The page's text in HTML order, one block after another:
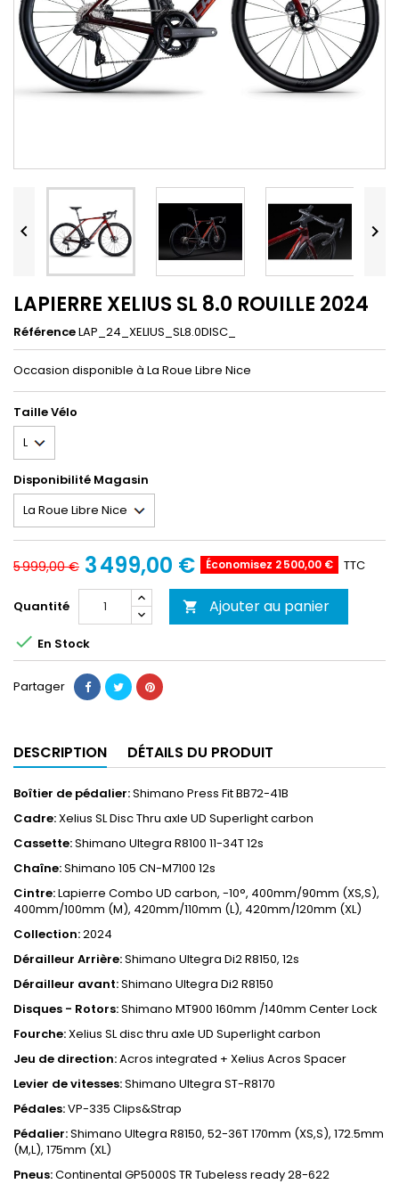
 
LAPIERRE XELIUS SL 8.0 ROUILLE 2024
RéférenceLAP_24_XELIUS_SL8.0DISC_
Occasion disponible à La Roue Libre Nice
Taille Vélo
Disponibilité Magasin
5 999,00 € 3 499,00 € Économisez 2 500,00 € TTC
Quantité  Ajouter au panier
 En Stock
Partager
DESCRIPTION DÉTAILS DU PRODUIT
Boîtier de pédalier:Shimano Press Fit BB72-41B
Cadre:Xelius SL Disc Thru axle UD Superlight carbon
Cassette:Shimano Ultegra R8100 11-34T 12s
Chaîne:Shimano 105 CN-M7100 12s
Cintre:Lapierre Combo UD carbon, -10°, 400mm/90mm (XS,S),
400mm/100mm (M), 420mm/110mm (L), 420mm/120mm (XL)
Collection:2024
Dérailleur Arrière:Shimano Ultegra Di2 R8150, 12s
Dérailleur avant:Shimano Ultegra Di2 R8150
Disques - Rotors:Shimano MT900 160mm /140mm Center Lock
Fourche:Xelius SL disc thru axle UD Superlight carbon
Jeu de direction:Acros integrated + Xelius Acros Spacer
Levier de vitesses:Shimano Ultegra ST-R8170
Pédales:VP-335 Clips&Strap
Pédalier:Shimano Ultegra R8150, 52-36T 170mm (XS,S), 172.5mm
(M,L), 175mm (XL)
Pneus:Continental GP5000S TR Tubeless ready 28-622